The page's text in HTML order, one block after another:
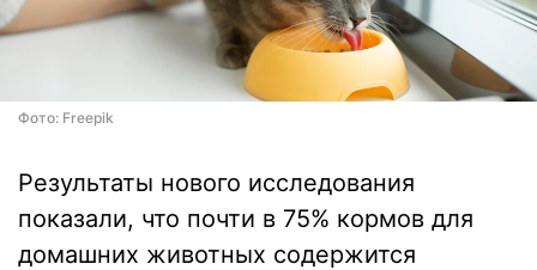
Фото: Freepik
Результаты нового исследования
показали, что почти в 75% кормов для
домашних животных содержится